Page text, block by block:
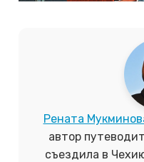
Рената
автор
съездила в